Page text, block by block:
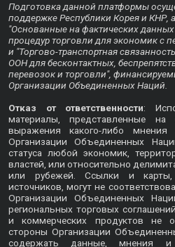
Подготовка данной платформы
поддержке Республики Корея и КНР,
"Основанные на фактических
процедур торговли для экономик с
и "Торгово-транспортная
ООН для бесконтактных,
перевозок и торговли",
Организации Объединенных Наций.
Отказ от ответственности:
материалы, представленные
выражения какого-либо мнения
Организации Объединенных
статуса любой экономик,
властей, или относительно
или рубежей. Ссылки и
источников, могут не
Организации Объединенных
региональных торговых
и коммерческих продуктов не
стороны Организации
содержать данные, мнения и